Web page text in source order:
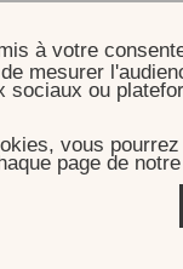
à votre
mesurer
sociaux ou
vous
page de